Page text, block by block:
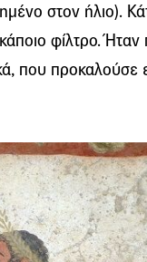
στον ήλιο).
φίλτρο.
που προκαλούσε